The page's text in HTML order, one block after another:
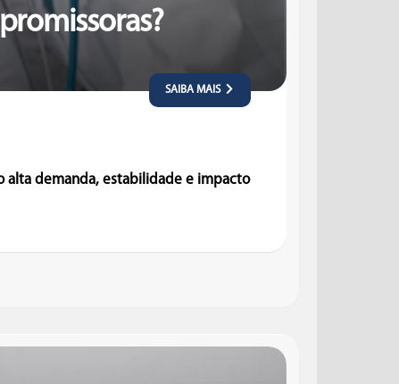
SAIBA MAIS
alta demanda, estabilidade e impacto